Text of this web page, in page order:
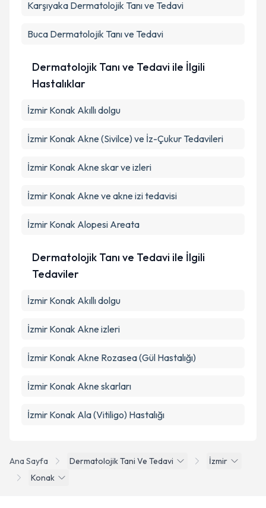
Ana Sayfa Dermatolojik Tani Ve Tedavi
İzmir
Konak
Karşıyaka Dermatolojik Tanı ve Tedavi
Buca Dermatolojik Tanı ve Tedavi
Dermatolojik Tanı ve Tedavi ile İlgili
Hastalıklar
İzmir Konak Akıllı dolgu
İzmir Konak Akne (Sivilce) ve İz-Çukur Tedavileri
İzmir Konak Akne skar ve izleri
İzmir Konak Akne ve akne izi tedavisi
İzmir Konak Alopesi Areata
Dermatolojik Tanı ve Tedavi ile İlgili
Tedaviler
İzmir Konak Akıllı dolgu
İzmir Konak Akne izleri
İzmir Konak Akne Rozasea (Gül Hastalığı)
İzmir Konak Akne skarları
İzmir Konak Ala (Vitiligo) Hastalığı